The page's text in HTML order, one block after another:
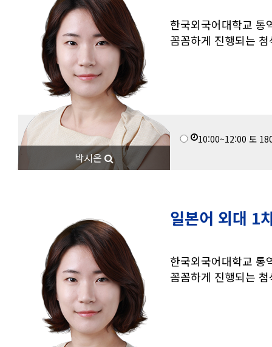
한국외국어대학교 통
꼼꼼하게 진행되는
10:00~12:00 토
박시은
일본어 외대 1
한국외국어대학교 통
꼼꼼하게 진행되는